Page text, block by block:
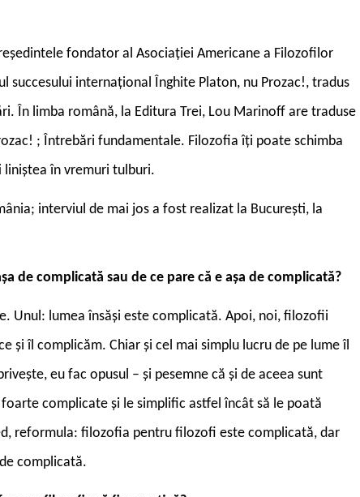
fondator al Asociației Americane a Filozofilor
succesului internațional Înghite Platon, nu Prozac!, tradus
În limba română, la Editura Trei, Lou Marinoff are traduse
; Întrebări fundamentale. Filozofia îți poate schimba
liniștea în vremuri tulburi.
interviul de mai jos a fost realizat la București, la
de complicată sau de ce pare că e așa de complicată?
Unul: lumea însăși este complicată. Apoi, noi, filozofii
și îl complicăm. Chiar și cel mai simplu lucru de pe lume îl
eu fac opusul – și pesemne că și de aceea sunt
complicate și le simplific astfel încât să le poată
reformula: filozofia pentru filozofi este complicată, dar
complicată.